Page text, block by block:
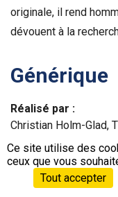
originale, il rend
dévouent à la
Générique
Réalisé par :
Christian Holm-Glad,
Écrit par :
Christian Holm-Glad
Ce site utilise des
ceux que vous
Tout accepter